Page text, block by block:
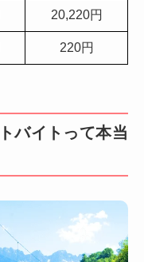
20,220円
220円
バイトって本当